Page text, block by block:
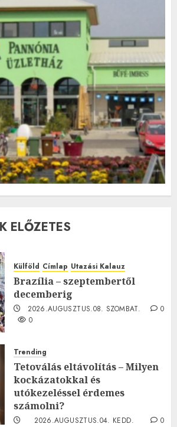
ELŐZETES
Külföld Címlap Utazási Kalauz
Brazília – szeptembertől
decemberig
2026.AUGUSZTUS.08. SZOMBAT.
0
0
Trending
Tetoválás eltávolítás – Milyen
kockázatokkal és
utókezeléssel érdemes
számolni?
2026.AUGUSZTUS.04. KEDD.
0